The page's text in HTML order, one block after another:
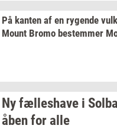
På kan­ten af en ry­gen­de
Mount Bromo be­stem­mer
Nyfæl­les­ha­ve i
åben for alle